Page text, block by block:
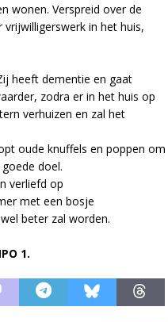
wonen. Verspreid over de
in het huis,
heeft dementie en gaat
zodra er in het huis op
verhuizen en zal het
oude knuffels en poppen om
doel.
verliefd op
met een bosje
beter zal worden.
1.